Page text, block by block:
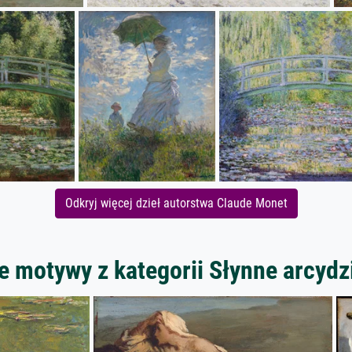
Odkryj więcej dzieł autorstwa Claude Monet
motywy z kategorii Słynne